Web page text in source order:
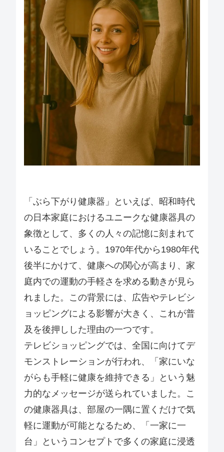
「ぶら下がり健康器」といえば、昭和時代
の日本家庭におけるユニークな健康器具の
象徴として、多くの人々の記憶に刻まれて
いることでしょう。1970年代から1980年代
後半にかけて、健康への関心が高まり、家
庭内での運動の手軽さを求める動きが見ら
れました。この背景には、広告やテレビシ
ョッピングによる影響が大きく、これが普
及を後押しした理由の一つです。
テレビショッピングでは、全国に向けてデ
モンストレーションが行われ、「家にいな
がらも手軽に健康を維持できる」という魅
力的なメッセージが送られていました。こ
の健康器具は、部屋の一隅に置くだけで気
軽に運動が可能となるため、「一家に一
台」というコンセプトで多くの家庭に浸透